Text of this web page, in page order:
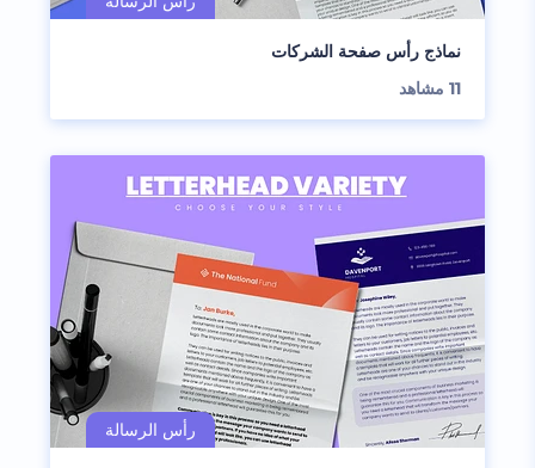
نماذج رأس صفحة الشركات
11 مشاهد